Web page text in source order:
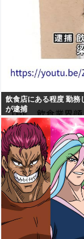
飲食店にある程度 勤務
が逮捕